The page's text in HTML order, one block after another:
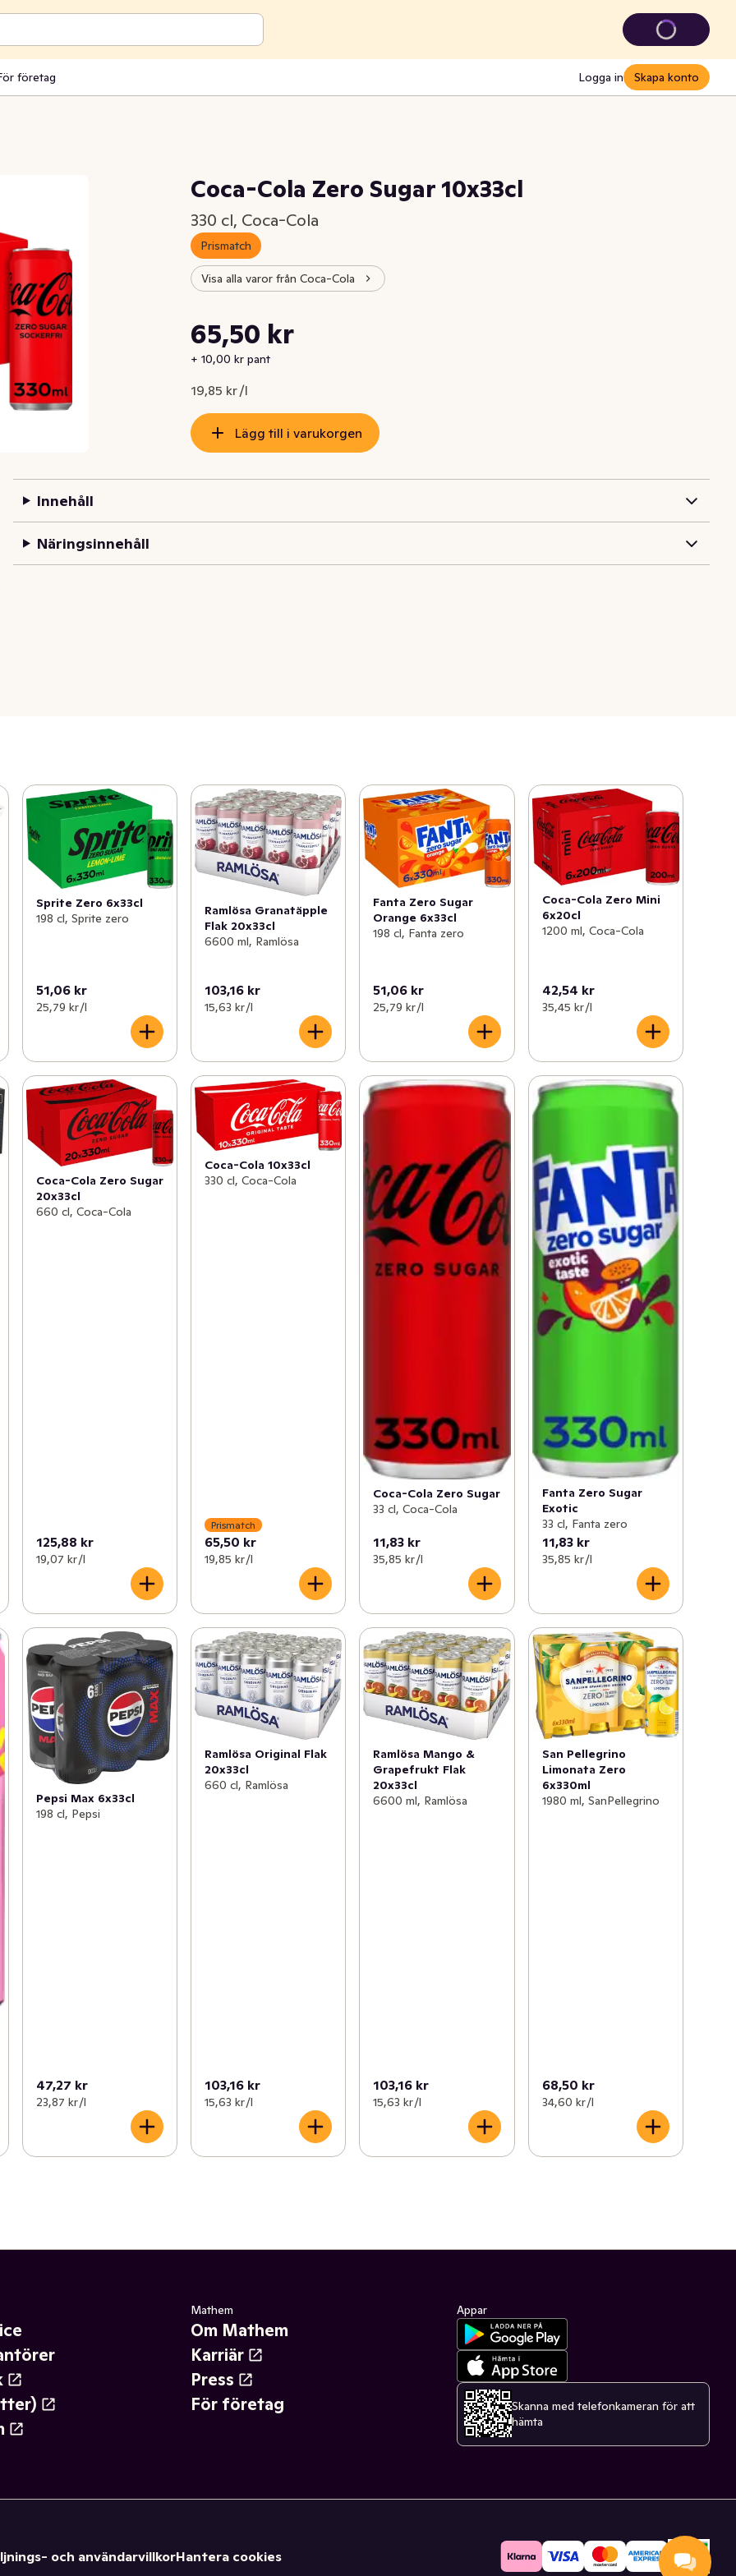
företag Logga in Skapa konto
Coca-Cola Zero Sugar 10x33cl
330 cl, Coca-Cola
Prismatch
Visa alla varor från Coca-Cola
Nuvarande pris är: 65,50 kr
65,50 kr
+ 10,00 kr pant
19,85 kr /l
Styckpris: 19,85 kr /l
Lägg till i varukorgen
Innehåll
Näringsinnehåll
Sprite Zero 6x33cl
198 cl, Sprite zero
51,06 kr
25,79 kr /l
Ramlösa Granatäpple
Flak 20x33cl
6600 ml, Ramlösa
103,16 kr
15,63 kr /l
Fanta Zero Sugar
Orange 6x33cl
198 cl, Fanta zero
51,06 kr
25,79 kr /l
Coca-Cola Zero Mini
6x20cl
1200 ml, Coca-Cola
42,54 kr
35,45 kr /l
Coca-Cola Zero Sugar
20x33cl
660 cl, Coca-Cola
125,88 kr
19,07 kr /l
Coca-Cola 10x33cl
330 cl, Coca-Cola
Prismatch
65,50 kr
19,85 kr /l
Coca-Cola Zero Sugar
33 cl, Coca-Cola
11,83 kr
35,85 kr /l
Fanta Zero Sugar
Exotic
33 cl, Fanta zero
11,83 kr
35,85 kr /l
Pepsi Max 6x33cl
198 cl, Pepsi
47,27 kr
23,87 kr /l
Ramlösa Original Flak
20x33cl
660 cl, Ramlösa
103,16 kr
15,63 kr /l
Ramlösa Mango &
Grapefrukt Flak
20x33cl
6600 ml, Ramlösa
103,16 kr
15,63 kr /l
San Pellegrino
Limonata Zero
6x330ml
1980 ml, SanPellegrino
68,50 kr
34,60 kr /l
Mathem
Om Mathem
Karriär
Press
För företag
Appar
Skanna med telefonkameran för att
hämta
och användarvillkorHantera cookies